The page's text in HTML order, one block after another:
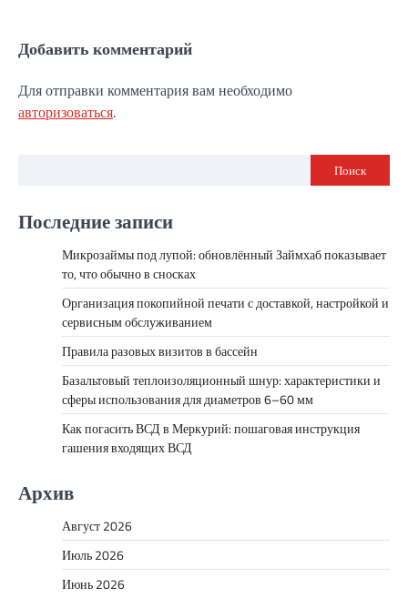
Добавить комментарий
Для отправки комментария вам необходимо
авторизоваться.
Поиск
Последние записи
Микрозаймы под лупой: обновлённый Займхаб показывает
то, что обычно в сносках
Организация покопийной печати с доставкой, настройкой и
сервисным обслуживанием
Правила разовых визитов в бассейн
Базальтовый теплоизоляционный шнур: характеристики и
сферы использования для диаметров 6–60 мм
Как погасить ВСД в Меркурий: пошаговая инструкция
гашения входящих ВСД
Архив
Август 2026
Июль 2026
Июнь 2026